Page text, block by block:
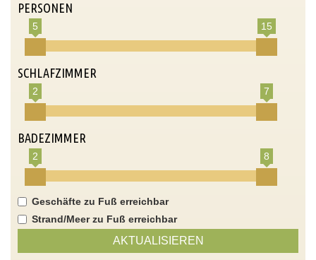
PERSONEN
5 15
SCHLAFZIMMER
2 7
BADEZIMMER
2 8
Geschäfte zu Fuß erreichbar
Strand/Meer zu Fuß erreichbar
AKTUALISIEREN